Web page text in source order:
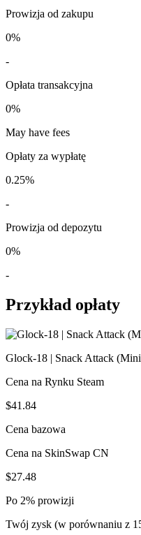
Prowizja od zakupu
0%
-
Opłata transakcyjna
0%
May have fees
Opłaty za wypłatę
0.25%
-
Prowizja od depozytu
0%
-
Przykład opłaty
Glock-18 | Snack Attack
Cena na Rynku Steam
$41.84
Cena bazowa
Cena na SkinSwap CN
$27.48
Po 2% prowizji
Twój zysk (w porównaniu z